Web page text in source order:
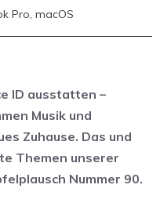
Pro, macOS
ID ausstatten –
Musik und
Zuhause. Das und
Themen unserer
Nummer 90.